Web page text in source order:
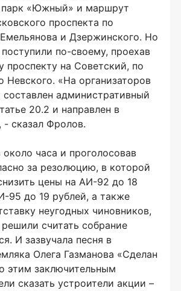
парк «Южный» и маршрут
проспекта по
и Дзержинского. Но
по-своему, проехав
проспекту на Советский, по
Невского. «На организаторов
составлен административный
20.2 и направлен в
- сказал Фролов.
часа и проголосовав
за резолюцию, в которой
цены на АИ-92 до 18
95 до 19 рублей, а также
неугодных чиновников,
считать собрание
И зазвучала песня в
Олега Газманова «Сделан
этим заключительным
сказать устроители акции –